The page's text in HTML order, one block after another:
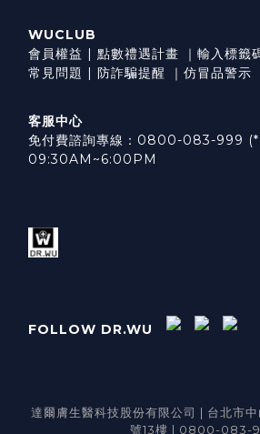
WUCLUB
會員權益 | 點數禮遇計畫 ｜ 輸入標籤
常見問題 | 防詐騙提醒 ｜ 仿冒品警示
客服中心
免付費諮詢專線：0800-083-999 (*
09:30AM~6:00PM
FOLLOW DR.WU
達爾膚生醫科技股份有限公司 | 台北市
號13樓 | 0800-083-